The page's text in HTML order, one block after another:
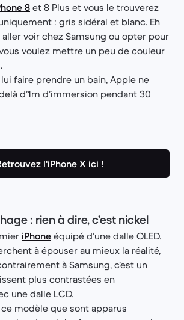
8 et 8 Plus et vous le trouverez
: gris sidéral et blanc. Eh
voir chez Samsung ou opter pour
voulez mettre un peu de couleur
faire prendre un bain, Apple ne
d’1m d’immersion pendant 30
l'iPhone X ici !
: rien à dire, c’est nickel
iPhone équipé d’une dalle OLED.
à épouser au mieux la réalité,
à Samsung, c’est un
plus contrastées en
une dalle LCD.
ce modèle que sont apparus